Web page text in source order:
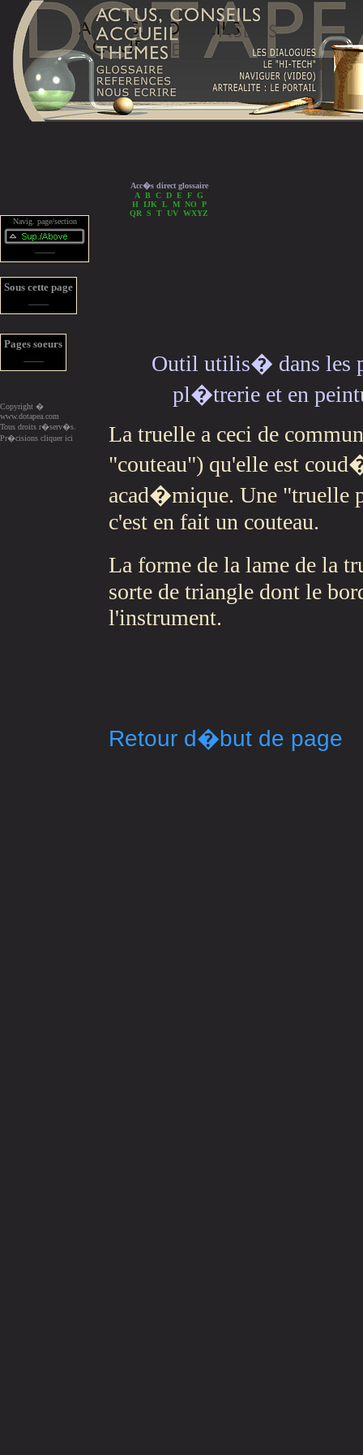
Navig. page/section
Sous cette page
Pages soeurs
Copyright �
www.dotapea.com
Tous droits r�serv�s.
Pr�cisions cliquer ici
Acc�s direct glossaire
A B C D E F G
H IJK L M NO P
QR
S T UV WXYZ
Outil utilis� dans les
pl�trerie et en
La truelle a ceci de
"couteau") qu'elle est
acad�mique. Une "truelle
c'est en fait un couteau.
La forme de la lame de la
sorte de triangle dont le
l'instrument.
Retour d�but de page